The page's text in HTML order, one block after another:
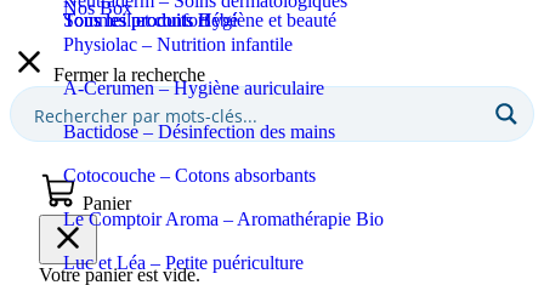
Sommeil et confort
Tous les produits Bébé
Tous les produits Hygiène et beauté
Physiolac – Nutrition infantile
A-Cerumen – Hygiène auriculaire
Bactidose – Désinfection des mains
Cotocouche – Cotons absorbants
Le Comptoir Aroma – Aromathérapie Bio
Luc et Léa – Petite puériculture
Nos Box
Fermer la recherche
Panier
Votre panier est vide.